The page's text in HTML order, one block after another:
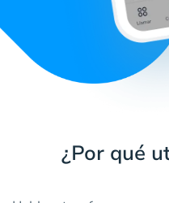
¿Por qué